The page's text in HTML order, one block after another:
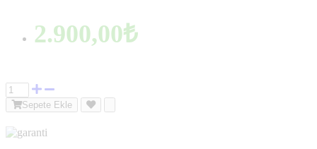
2.900,00₺
Sepete Ekle